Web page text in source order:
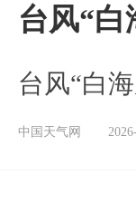
台风“白
台风“白
中国天气网